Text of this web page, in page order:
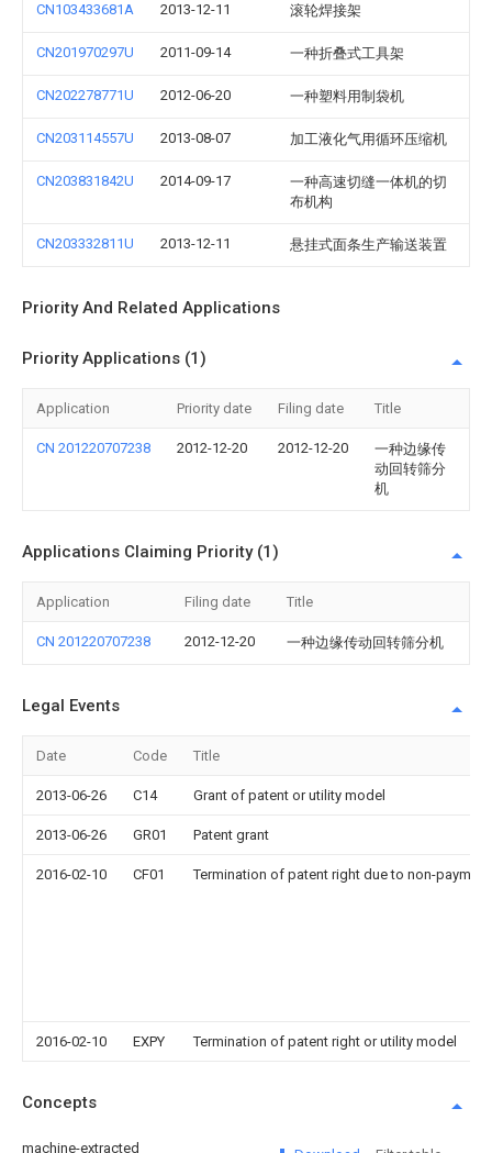
CN103433681A 2013-12-11 滚轮焊接架
CN201970297U 2011-09-14 一种折叠式工具架
CN202278771U 2012-06-20 一种塑料用制袋机
CN203114557U 2013-08-07 加工液化气用循环压缩机
CN203831842U 2014-09-17
一种高速切缝一体机的切
布机构
CN203332811U 2013-12-11 悬挂式面条生产输送装置
Priority And Related Applications
Priority Applications (1)
Application Priority date Filing date Title
CN 201220707238 2012-12-20 2012-12-20
一种边缘传
动回转筛分
机
Applications Claiming Priority (1)
Application Filing date Title
CN 201220707238 2012-12-20 一种边缘传动回转筛分机
Legal Events
Date Code Title
2013-06-26 C14 Grant of patent or utility model
2013-06-26 GR01 Patent grant
2016-02-10 CF01 Termination of patent right due to non-
2016-02-10 EXPY Termination of patent right or utility model
Concepts
machine-extracted